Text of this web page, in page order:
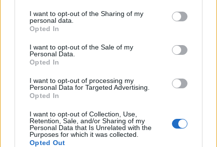
not limited to your visit or usage behaviour. You may click to
grant or deny consent to Google and its third-party tags to
use your data for below specified purposes in below Google
consent section.
I want to opt-out of the Sharing of my
personal data.
Opted In
I want to opt-out of the Sale of my
Personal Data.
Opted In
I want to opt-out of processing my
Personal Data for Targeted Advertising.
Opted In
I want to opt-out of Collection, Use,
Retention, Sale, and/or Sharing of my
Personal Data that Is Unrelated with the
Purposes for which it was collected.
Opted Out